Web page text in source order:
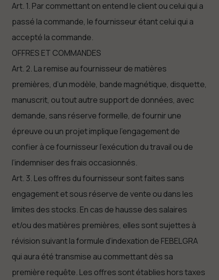
Art. 1. Par commettant on entend le client ou celui qui a
passé la commande, le fournisseur étant celui qui a
accepté la commande.
OFFRES ET COMMANDES
Art. 2. La remise au fournisseur de matières
premières, d’un modèle, bande magnétique, disquette,
manuscrit, ou tout autre support de données, avec
demande, sans réserve formelle, de fournir une
épreuve ou un projet implique l’engagement de
confier à ce fournisseur l’exécution du travail ou de
l’indemniser des frais occasionnés.
Art. 3. Les offres du fournisseur sont faites sans
engagement et sous réserve de vente ou dans les
limites des stocks. En cas de hausse des salaires
et/ou des matières premières, elles sont sujettes à
révision suivant la formule d’indexation de FEBELGRA
qui aura été transmise au commettant dès sa
première requête. Les offres sont établies hors taxes